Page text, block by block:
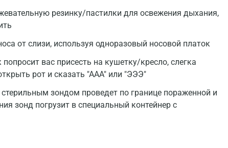
резинку/пастилки для освежения дыхания,
от слизи, используя одноразовый носовой платок
вас присесть на кушетку/кресло, слегка
рот и сказать "ААА" или "ЭЭЭ"
зондом проведет по границе пораженной и
зонд погрузит в специальный контейнер с
Москва
Санкт-Петербург